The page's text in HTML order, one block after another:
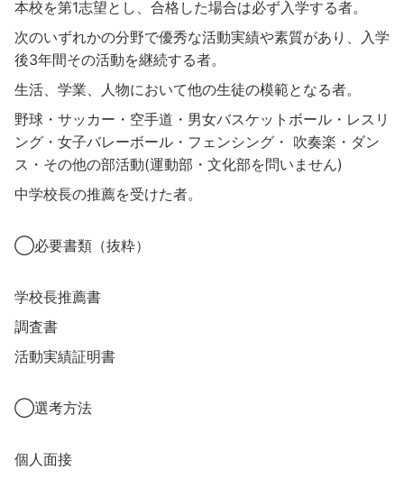
本校を第1志望とし、合格した場合は必ず入学する者。
次のいずれかの分野で優秀な活動実績や素質があり、入学
後3年間その活動を継続する者。
生活、学業、人物において他の生徒の模範となる者。
野球・サッカー・空手道・男女バスケットボール・レスリ
ング・女子バレーボール・フェンシング・ 吹奏楽・ダン
ス・その他の部活動(運動部・文化部を問いません)
中学校長の推薦を受けた者。
◯必要書類（抜粋）
学校長推薦書
調査書
活動実績証明書
◯選考方法
個人面接